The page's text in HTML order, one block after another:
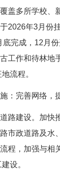
盖多所学校、
2026年3月份
完成，12月
工作和待林地
流程。
完善网络，
建设。加快
市政道路及水
程，加强与相
设。